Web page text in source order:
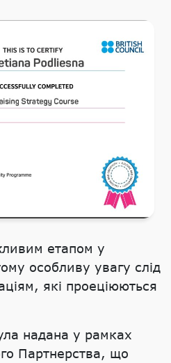
етапом у
особливу увагу слід
які проеціюються
надана у рамках
Партнерства, що